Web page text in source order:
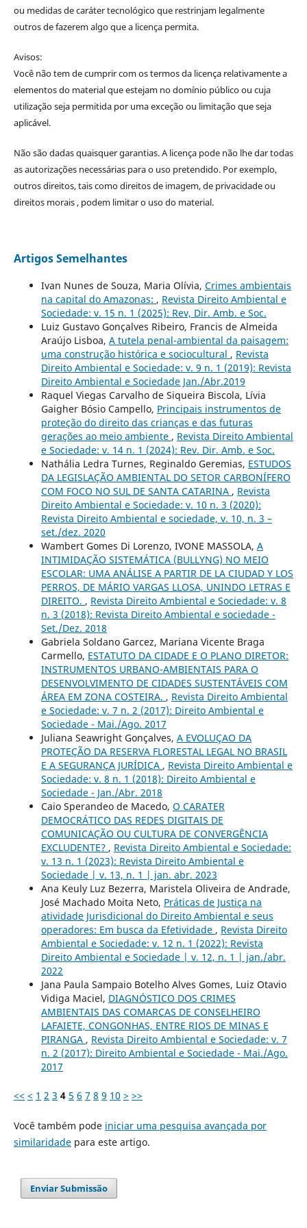
ou medidas de caráter tecnológico que restrinjam legalmente
outros de fazerem algo que a licença permita.
Avisos:
Você não tem de cumprir com os termos da licença relativamente a
elementos do material que estejam no domínio público ou cuja
utilização seja permitida por uma exceção ou limitação que seja
aplicável.
Não são dadas quaisquer garantias. A licença pode não lhe dar todas
as autorizações necessárias para o uso pretendido. Por exemplo,
outros direitos, tais como direitos de imagem, de privacidade ou
direitos morais , podem limitar o uso do material.
Artigos Semelhantes
Ivan Nunes de Souza, Maria Olívia, Crimes ambientais
na capital do Amazonas: , Revista Direito Ambiental e
Sociedade: v. 15 n. 1 (2025): Rev, Dir. Amb. e Soc.
Luiz Gustavo Gonçalves Ribeiro, Francis de Almeida
Araújo Lisboa, A tutela penal-ambiental da paisagem:
uma construção histórica e sociocultural , Revista
Direito Ambiental e Sociedade: v. 9 n. 1 (2019): Revista
Direito Ambiental e Sociedade Jan./Abr.2019
Raquel Viegas Carvalho de Siqueira Biscola, Lívia
Gaigher Bósio Campello, Principais instrumentos de
proteção do direito das crianças e das futuras
gerações ao meio ambiente , Revista Direito Ambiental
e Sociedade: v. 14 n. 1 (2024): Rev. Dir. Amb. e Soc.
Nathália Ledra Turnes, Reginaldo Geremias, ESTUDOS
DA LEGISLAÇÃO AMBIENTAL DO SETOR CARBONÍFERO
COM FOCO NO SUL DE SANTA CATARINA , Revista
Direito Ambiental e Sociedade: v. 10 n. 3 (2020):
Revista Direito Ambiental e sociedade, v. 10, n. 3 –
set./dez. 2020
Wambert Gomes Di Lorenzo, IVONE MASSOLA, A
INTIMIDAÇÃO SISTEMÁTICA (BULLYNG) NO MEIO
ESCOLAR: UMA ANÁLISE A PARTIR DE LA CIUDAD Y LOS
PERROS, DE MÁRIO VARGAS LLOSA, UNINDO LETRAS E
DIREITO. , Revista Direito Ambiental e Sociedade: v. 8
n. 3 (2018): Revista Direito Ambiental e sociedade -
Set./Dez. 2018
Gabriela Soldano Garcez, Mariana Vicente Braga
Carmello, ESTATUTO DA CIDADE E O PLANO DIRETOR:
INSTRUMENTOS URBANO-AMBIENTAIS PARA O
DESENVOLVIMENTO DE CIDADES SUSTENTÁVEIS COM
ÁREA EM ZONA COSTEIRA. , Revista Direito Ambiental
e Sociedade: v. 7 n. 2 (2017): Direito Ambiental e
Sociedade - Mai./Ago. 2017
Juliana Seawright Gonçalves, A EVOLUÇAO DA
PROTEÇÃO DA RESERVA FLORESTAL LEGAL NO BRASIL
E A SEGURANÇA JURÍDICA , Revista Direito Ambiental e
Sociedade: v. 8 n. 1 (2018): Direito Ambiental e
Sociedade - Jan./Abr. 2018
Caio Sperandeo de Macedo, O CARATER
DEMOCRÁTICO DAS REDES DIGITAIS DE
COMUNICAÇÃO OU CULTURA DE CONVERGÊNCIA
EXCLUDENTE? , Revista Direito Ambiental e Sociedade:
v. 13 n. 1 (2023): Revista Direito Ambiental e
Sociedade | v. 13, n. 1 | jan. abr. 2023
Ana Keuly Luz Bezerra, Maristela Oliveira de Andrade,
José Machado Moita Neto, Práticas de Justiça na
atividade Jurisdicional do Direito Ambiental e seus
operadores: Em busca da Efetividade , Revista Direito
Ambiental e Sociedade: v. 12 n. 1 (2022): Revista
Direito Ambiental e Sociedade | v. 12, n. 1 | jan./abr.
2022
Jana Paula Sampaio Botelho Alves Gomes, Luiz Otavio
Vidiga Maciel, DIAGNÓSTICO DOS CRIMES
AMBIENTAIS DAS COMARCAS DE CONSELHEIRO
LAFAIETE, CONGONHAS, ENTRE RIOS DE MINAS E
PIRANGA , Revista Direito Ambiental e Sociedade: v. 7
n. 2 (2017): Direito Ambiental e Sociedade - Mai./Ago.
2017
<< < 1 2 3 4 5 6 7 8 9 10 > >>
Você também pode iniciar uma pesquisa avançada por
similaridadepara este artigo.
Enviar Submissão